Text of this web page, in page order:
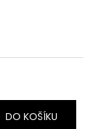
DO KOŠÍKU